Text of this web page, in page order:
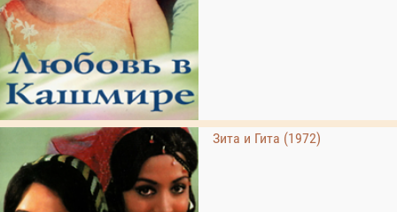
Зита и Гита (1972)